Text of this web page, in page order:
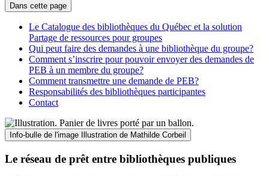
Dans cette page
Le Catalogue des bibliothèques du Québec et la solution
Partage de ressources pour groupes
Qui peut faire des demandes à une bibliothèque du groupe?
Comment s’inscrire pour pouvoir envoyer des demandes de
PEB à un membre du groupe?
Comment transmettre une demande de PEB?
Responsabilités des bibliothèques participantes
Contact
Info-bulle de l'image Illustration de Mathilde Corbeil
Le réseau de prêt entre bibliothèques publiques